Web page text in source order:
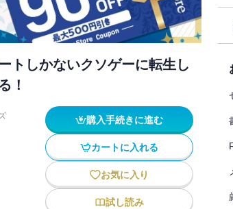
しかないクソゲーに転生し
！
購入手続きに進む
カートに入れる
お気に入り
試し読み